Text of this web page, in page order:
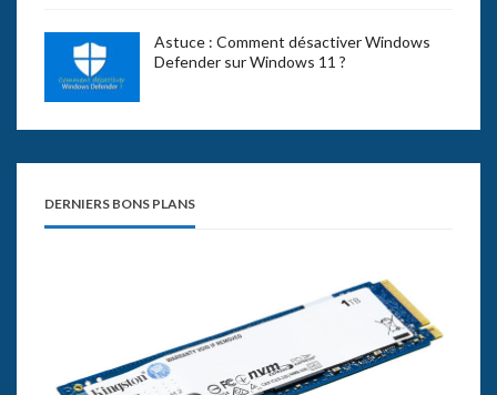
Astuce : Comment désactiver Windows
Defender sur Windows 11 ?
DERNIERS BONS PLANS